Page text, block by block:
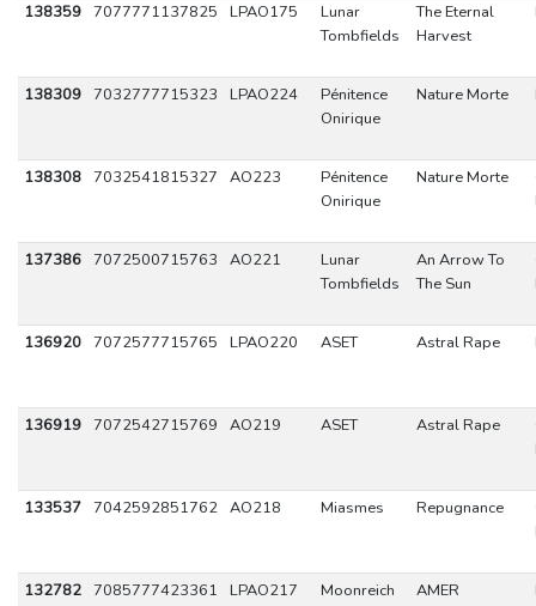
138359 7077771137825 LPAO175
Lunar
Tombfields
The Eternal
Harvest
138309 7032777715323 LPAO224
Pénitence
Onirique
Nature Morte
138308 7032541815327 AO223
Pénitence
Onirique
Nature Morte
137386 7072500715763 AO221
Lunar
Tombfields
An Arrow To
The Sun
136920 7072577715765 LPAO220 ASET Astral Rape
136919 7072542715769 AO219 ASET Astral Rape
133537 7042592851762 AO218 Miasmes Repugnance
132782 7085777423361 LPAO217 Moonreich AMER